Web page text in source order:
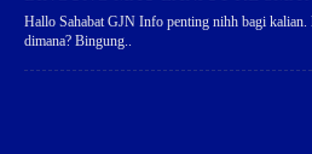
Hallo Sahabat GJN Info penting nihh bagi
dimana? Bingung..